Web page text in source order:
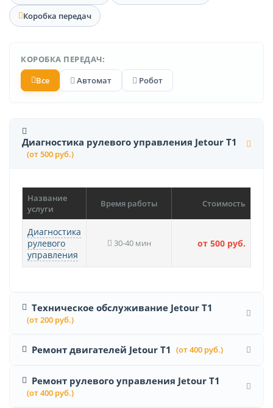
Коробка передач
КОРОБКА ПЕРЕДАЧ:
Все
Автомат Робот
Диагностика рулевого управления Jetour T1
(от 500 руб.)
Название
услуги
Время работы Стоимость
Диагностика
рулевого
управления
30-40 мин от 500 руб.
Техническое обслуживание Jetour T1
(от 200 руб.)
Ремонт двигателей Jetour T1 (от 400 руб.)
Ремонт рулевого управления Jetour T1
(от 400 руб.)